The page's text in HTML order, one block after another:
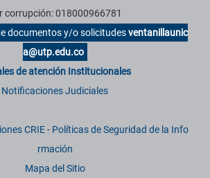
corrupción: 018000966781
documentos y/o solicitudesventanillaunic
a@utp.edu.co
de atención Institucionales
Notificaciones Judiciales
CRIE- Políticas de Seguridad de la Info
rmación
Mapa del Sitio